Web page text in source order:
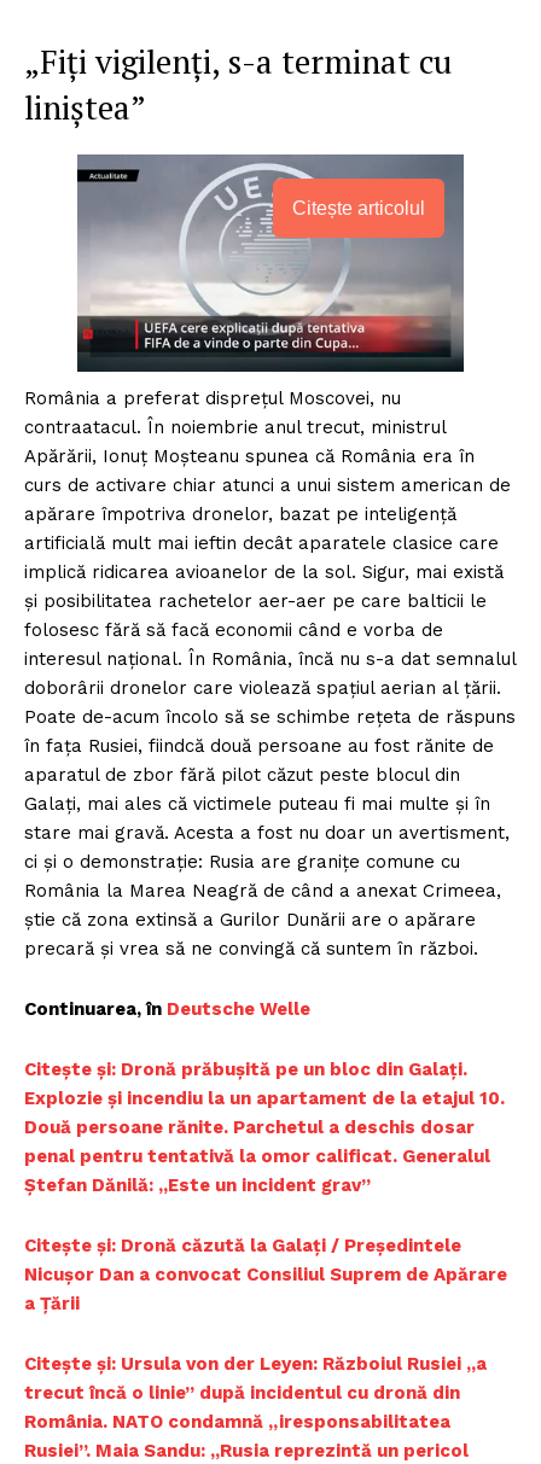
„Fiţi vigilenţi, s-a terminat cu
liniştea”
Citește articolul
România a preferat disprețul Moscovei, nu
contraatacul. În noiembrie anul trecut, ministrul
Apărării, Ionuț Moșteanu spunea că România era în
curs de activare chiar atunci a unui sistem american de
apărare împotriva dronelor, bazat pe inteligenţă
artificială mult mai ieftin decât aparatele clasice care
implică ridicarea avioanelor de la sol. Sigur, mai există
și posibilitatea rachetelor aer-aer pe care balticii le
folosesc fără să facă economii când e vorba de
interesul național. În România, încă nu s-a dat semnalul
doborârii dronelor care violează spațiul aerian al țării.
Poate de-acum încolo să se schimbe rețeta de răspuns
în fața Rusiei, fiindcă două persoane au fost rănite de
aparatul de zbor fără pilot căzut peste blocul din
Galați, mai ales că victimele puteau fi mai multe și în
stare mai gravă. Acesta a fost nu doar un avertisment,
ci și o demonstrație: Rusia are granițe comune cu
România la Marea Neagră de când a anexat Crimeea,
știe că zona extinsă a Gurilor Dunării are o apărare
precară și vrea să ne convingă că suntem în război.
Continuarea, în Deutsche Welle
Citește și: Dronă prăbuşită pe un bloc din Galați.
Explozie şi incendiu la un apartament de la etajul 10.
Două persoane rănite. Parchetul a deschis dosar
penal pentru tentativă la omor calificat. Generalul
Ștefan Dănilă: „Este un incident grav”
Citește și: Dronă căzută la Galați / Președintele
Nicușor Dan a convocat Consiliul Suprem de Apărare
a Țării
Citește și: Ursula von der Leyen: Războiul Rusiei „a
trecut încă o linie” după incidentul cu dronă din
România. NATO condamnă „iresponsabilitatea
Rusiei”. Maia Sandu: „Rusia reprezintă un pericol